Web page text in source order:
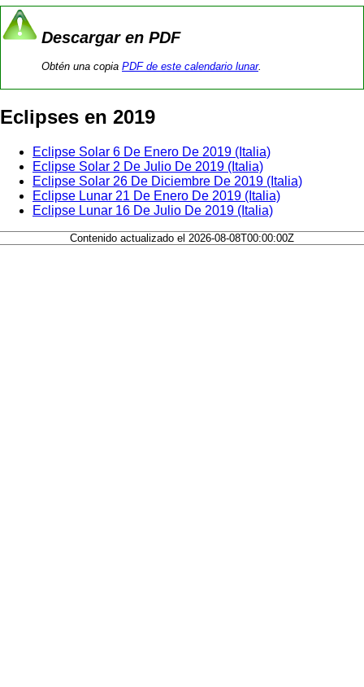
Descargar en PDF
Obtén una copia PDF de este calendario lunar.
Eclipses en 2019
Eclipse Solar 6 De Enero De 2019 (Italia)
Eclipse Solar 2 De Julio De 2019 (Italia)
Eclipse Solar 26 De Diciembre De 2019 (Italia)
Eclipse Lunar 21 De Enero De 2019 (Italia)
Eclipse Lunar 16 De Julio De 2019 (Italia)
Contenido actualizado el 2026-08-08T00:00:00Z